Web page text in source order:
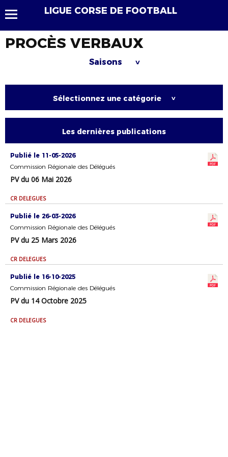
LIGUE CORSE DE FOOTBALL
PROCÈS VERBAUX
Saisons >
Sélectionnez une catégorie >
Les dernières publications
Publié le 11-05-2026
Commission Régionale des Délégués
PV du 06 Mai 2026
CR DELEGUES
Publié le 26-03-2026
Commission Régionale des Délégués
PV du 25 Mars 2026
CR DELEGUES
Publié le 16-10-2025
Commission Régionale des Délégués
PV du 14 Octobre 2025
CR DELEGUES